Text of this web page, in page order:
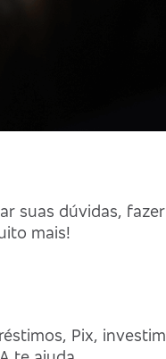
suas dúvidas, fazer
mais!
Pix,